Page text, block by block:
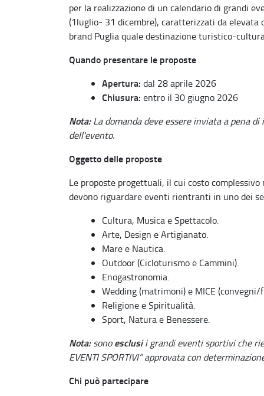
per la realizzazione di un calendario di grandi
(1luglio- 31 dicembre), caratterizzati da
brand Puglia quale destinazione turistico-
Quando presentare le proposte
Apertura: dal 28 aprile 2026
Chiusura: entro il 30 giugno 2026
Nota:La domanda deve essere inviata a pena
dell'evento.
Oggetto delle proposte
Le proposte progettuali, il cui costo
devono riguardare eventi rientranti in uno dei
Cultura, Musica e Spettacolo.
Arte, Design e Artigianato.
Mare e Nautica.
Outdoor (Cicloturismo e Cammini).
Enogastronomia.
Wedding (matrimoni) e MICE (convegni/
Religione e Spiritualità.
Sport, Natura e Benessere.
Nota:sonoesclusii grandi eventi sportivi che
EVENTI SPORTIVI” approvata con
Chi può partecipare